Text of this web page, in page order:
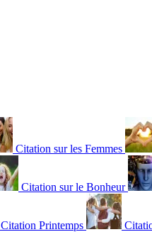
Citation sur les Femmes
Citation sur le Bonheur
Citation Printemps